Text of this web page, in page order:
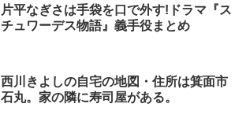
片平なぎさは手袋を口で外す!ドラマ『ス
チュワーデス物語』義手役まとめ
西川きよしの自宅の地図・住所は箕面市
石丸。家の隣に寿司屋がある。